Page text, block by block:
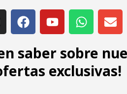
saber sobre
exclusivas!